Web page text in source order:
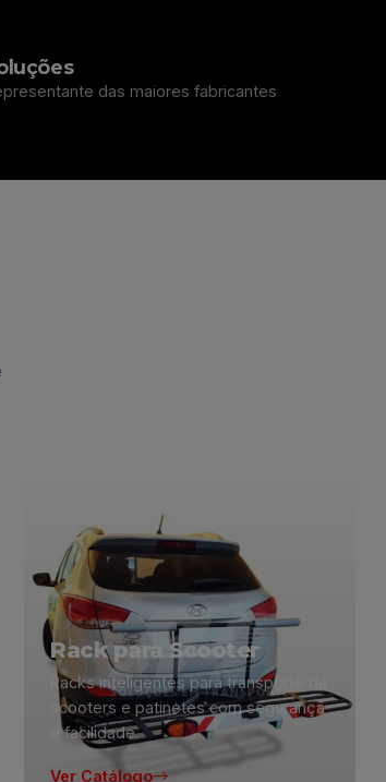
das maiores fabricantes
Rack para Scooter
Racks inteligentes para transporte de
scooters e patinetes com segurança
e facilidade.
Ver Catálogo